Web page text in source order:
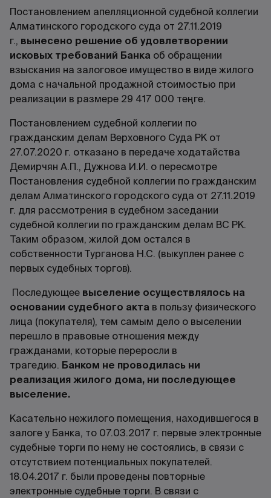
Постановлением апелляционной судебной коллегии
Алматинского городского суда от 27.11.2019
г., вынесено решение об удовлетворении
исковых требований Банка об обращении
взыскания на залоговое имущество в виде жилого
дома с начальной продажной стоимостью при
реализации в размере 29 417 000 теңге.
Постановлением судебной коллегии по
гражданским делам Верховного Суда РК от
27.07.2020 г. отказано в передаче ходатайства
Демирчян А.П., Дужнова И.И. о пересмотре
Постановления судебной коллегии по гражданским
делам Алматинского городского суда от 27.11.2019
г. для рассмотрения в судебном заседании
судебной коллегии по гражданским делам ВС РК.
Таким образом, жилой дом остался в
собственности Турганова Н.С. (выкуплен ранее с
первых судебных торгов).
Последующее выселение осуществлялось на
основании судебного акта в пользу физического
лица (покупателя), тем самым дело о выселении
перешло в правовые отношения между
гражданами, которые переросли в
трагедию. Банком не проводилась ни
реализация жилого дома, ни последующее
выселение.
Касательно нежилого помещения, находившегося в
залоге у Банка, то 07.03.2017 г. первые электронные
судебные торги по нему не состоялись, в связи с
отсутствием потенциальных покупателей.
18.04.2017 г. были проведены повторные
электронные судебные торги. В связи с